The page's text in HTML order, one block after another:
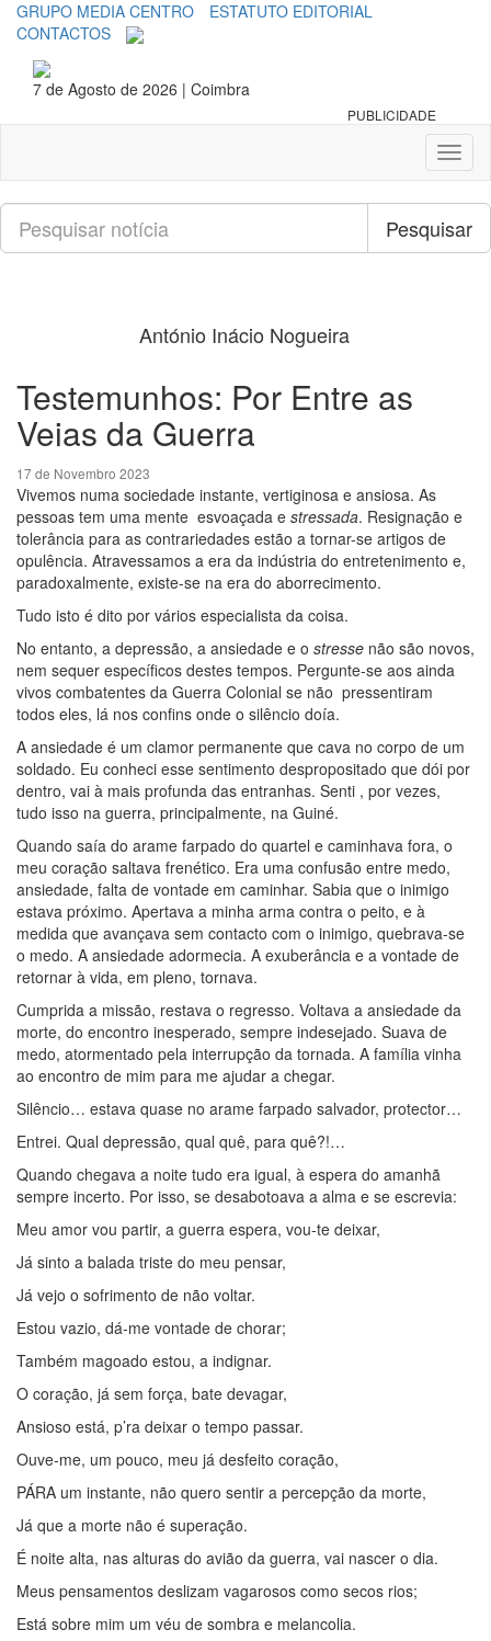
GRUPO MEDIA CENTRO
ESTATUTO EDITORIAL
CONTACTOS
7 de Agosto de 2026 | Coimbra
PUBLICIDADE
Pesquisar
Pesquisar
António Inácio Nogueira
Testemunhos: Por Entre as
Veias da Guerra
17 de Novembro 2023
Vivemos numa sociedade instante, vertiginosa e ansiosa. As
pessoas tem uma mente esvoaçada e stressada. Resignação e
tolerância para as contrariedades estão a tornar-se artigos de
opulência. Atravessamos a era da indústria do entretenimento e,
paradoxalmente, existe-se na era do aborrecimento.
Tudo isto é dito por vários especialista da coisa.
No entanto, a depressão, a ansiedade e o stresse não são novos,
nem sequer específicos destes tempos. Pergunte-se aos ainda
vivos combatentes da Guerra Colonial se não pressentiram
todos eles, lá nos confins onde o silêncio doía.
A ansiedade é um clamor permanente que cava no corpo de um
soldado. Eu conheci esse sentimento despropositado que dói por
dentro, vai à mais profunda das entranhas. Senti , por vezes,
tudo isso na guerra, principalmente, na Guiné.
Quando saía do arame farpado do quartel e caminhava fora, o
meu coração saltava frenético. Era uma confusão entre medo,
ansiedade, falta de vontade em caminhar. Sabia que o inimigo
estava próximo. Apertava a minha arma contra o peito, e à
medida que avançava sem contacto com o inimigo, quebrava-se
o medo. A ansiedade adormecia. A exuberância e a vontade de
retornar à vida, em pleno, tornava.
Cumprida a missão, restava o regresso. Voltava a ansiedade da
morte, do encontro inesperado, sempre indesejado. Suava de
medo, atormentado pela interrupção da tornada. A família vinha
ao encontro de mim para me ajudar a chegar.
Silêncio… estava quase no arame farpado salvador, protector…
Entrei. Qual depressão, qual quê, para quê?!…
Quando chegava a noite tudo era igual, à espera do amanhã
sempre incerto. Por isso, se desabotoava a alma e se escrevia:
Meu amor vou partir, a guerra espera, vou-te deixar,
Já sinto a balada triste do meu pensar,
Já vejo o sofrimento de não voltar.
Estou vazio, dá-me vontade de chorar;
Também magoado estou, a indignar.
O coração, já sem força, bate devagar,
Ansioso está, p’ra deixar o tempo passar.
Ouve-me, um pouco, meu já desfeito coração,
PÁRA um instante, não quero sentir a percepção da morte,
Já que a morte não é superação.
É noite alta, nas alturas do avião da guerra, vai nascer o dia.
Meus pensamentos deslizam vagarosos como secos rios;
Está sobre mim um véu de sombra e melancolia.